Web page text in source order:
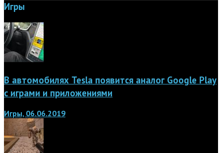
Игры
В автомобилях Tesla появится аналог Google Play
с играми и приложениями
Игры, 06.06.2019